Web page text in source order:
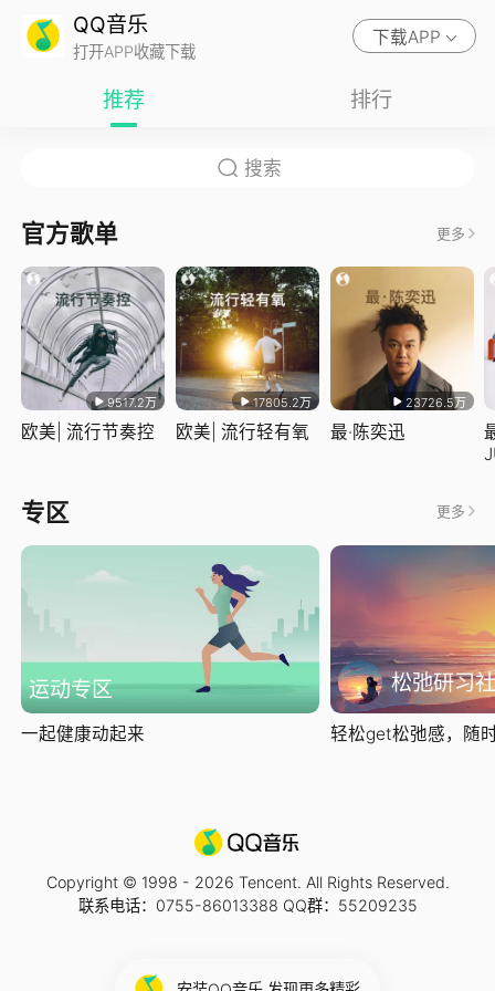
QQ音乐
打开APP收藏下载
下载APP
推荐 排行
官方歌单 更多
9517.2万
欧美| 流行节奏控
17805.2万
欧美| 流行轻有氧
23726.5万
最·陈奕迅
专区 更多
运动专区
一起健康动起来
松弛研习社
轻松get松弛感，随
Copyright © 1998 - 2026 Tencent. All Rights Reserved.
联系电话：0755-86013388 QQ群：55209235